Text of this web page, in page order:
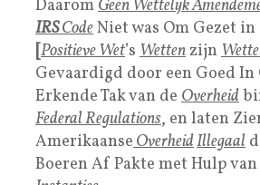
DaaromGeen Wettelijk
IRSCodeNiet was Om Gezet in
[Positieve Wet’s Wettenzijn
Gevaardigd door een Goed In
Erkende Tak van de Overheid
Federal Regulations, en laten
AmerikaanseOverheidIllegaal
Boeren Af Pakte met Hulp van